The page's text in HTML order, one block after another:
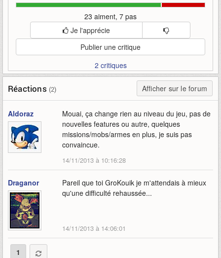
23 aiment, 7 pas
Je l'apprécie
Publier une critique
2 critiques
Réactions (2) Afficher sur le forum
Aldoraz
Mouai, ça change rien au niveau du jeu, pas de
nouvelles features ou autre, quelques
missions/mobs/armes en plus, je suis pas
convaincue.
14/11/2013 à 10:16:28
Draganor
Pareil que toi GroKouik je m'attendais à mieux
qu'une difficulté rehaussée...
14/11/2013 à 14:06:01
1